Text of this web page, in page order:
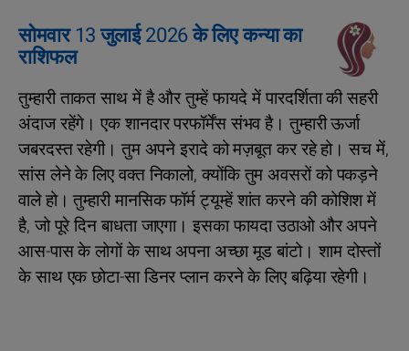
सोमवार 13 जुलाई 2026 के लिए कन्या का
राशिफल
तुम्हारी ताकत साथ में है और तुम्हें फायदे में पारदर्शिता की सहरी
अंदाज रहेंगे। एक शानदार परफॉर्मेंस संभव है। तुम्हारी ऊर्जा
जबरदस्त रहेगी। तुम अपने इरादे को मज़बूत कर रहे हो। सच में,
सांस लेने के लिए वक्त निकालो, क्योंकि तुम अवसरों को पकड़ने
वाले हो। तुम्हारी मानसिक फॉर्म ट्यूम्हें शांत करने की कोशिश में
है, जो पूरे दिन बाधता जाएगा। इसका फायदा उठाओ और अपने
आस-पास के लोगों के साथ अपना अच्‍छा मूड बांटो। शाम दोस्तों
के साथ एक छोटा-सा डिनर प्लान करने के लिए बढ़िया रहेगी।